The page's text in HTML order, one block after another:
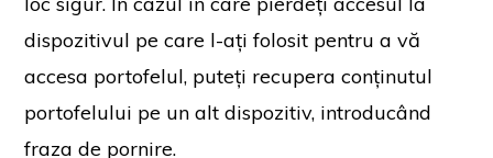
dispozitivul pe care l-ați folosit pentru a vă
accesa portofelul, puteți recupera conținutul
portofelului pe un alt dispozitiv, introducând
fraza de pornire.